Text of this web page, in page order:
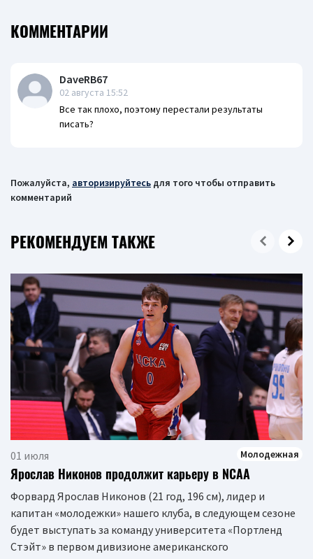
КОММЕНТАРИИ
DaveRB67
02 августа 15:52
Все так плохо, поэтому перестали результаты
писать?
Пожалуйста, авторизируйтесь для того чтобы отправить
комментарий
РЕКОМЕНДУЕМ ТАКЖЕ
01 июля Молодежная
Ярослав Никонов продолжит карьеру в NCAA
Форвард Ярослав Никонов (21 год, 196 см), лидер и
капитан «молодежки» нашего клуба, в следующем сезоне
будет выступать за команду университета «Портленд
Стэйт» в первом дивизионе американского